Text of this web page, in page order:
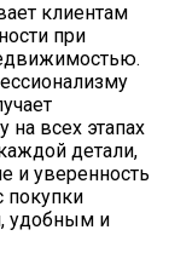
клиентам
при
всех этапах
детали,
и уверенность
покупки
удобным и